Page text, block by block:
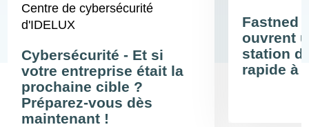
Centre de cybersécurité
d'IDELUX
Cybersécurité - Et si
votre entreprise était la
prochaine cible ?
Préparez-vous dès
maintenant !
Fastned
ouvrent
station
rapide à